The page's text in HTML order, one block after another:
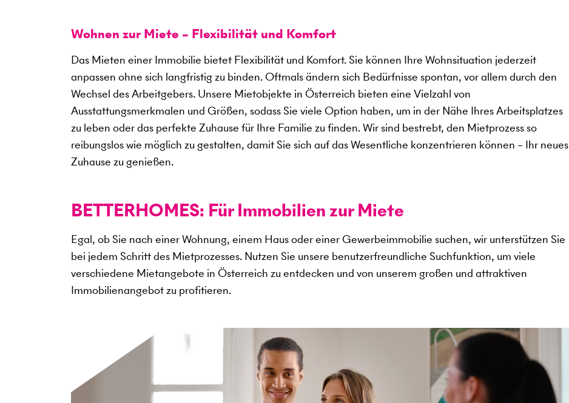
Wohnen zur Miete – Flexibilität und Komfort
Das Mieten einer Immobilie bietet Flexibilität und Komfort. Sie können Ihre Wohnsituation jederzeit
anpassen ohne sich langfristig zu binden. Oftmals ändern sich Bedürfnisse spontan, vor allem durch den
Wechsel des Arbeitgebers. Unsere Mietobjekte in Österreich bieten eine Vielzahl von
Ausstattungsmerkmalen und Größen, sodass Sie viele Option haben, um in der Nähe Ihres Arbeitsplatzes
zu leben oder das perfekte Zuhause für Ihre Familie zu finden. Wir sind bestrebt, den Mietprozess so
reibungslos wie möglich zu gestalten, damit Sie sich auf das Wesentliche konzentrieren können – Ihr neues
Zuhause zu genießen.
BETTERHOMES: Für Immobilien zur Miete
Egal, ob Sie nach einer Wohnung, einem Haus oder einer Gewerbeimmobilie suchen, wir unterstützen Sie
bei jedem Schritt des Mietprozesses. Nutzen Sie unsere benutzerfreundliche Suchfunktion, um viele
verschiedene Mietangebote in Österreich zu entdecken und von unserem großen und attraktiven
Immobilienangebot zu profitieren.